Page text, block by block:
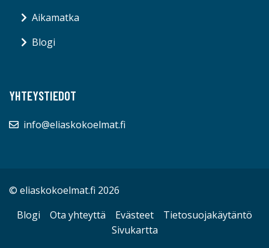
Aikamatka
Blogi
YHTEYSTIEDOT
info@eliaskokoelmat.fi
© eliaskokoelmat.fi 2026
Blogi
Ota yhteyttä Evästeet
Tietosuojakäytäntö
Sivukartta